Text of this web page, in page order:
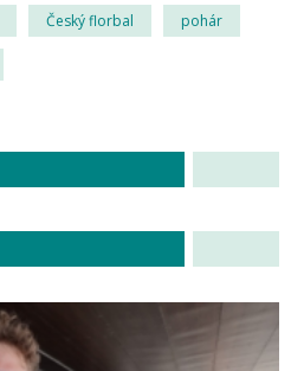
Český florbal pohár